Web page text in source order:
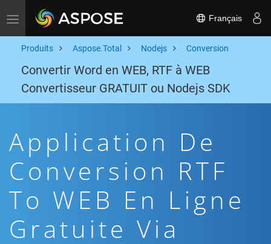
Toggle navigation Français
Produits Aspose.Total Nodejs Conversion
Convertir Word en WEB, RTF à WEB
Convertisseur GRATUIT ou Nodejs SDK
Application De
Conversion RTF
To WEB En Ligne
Gratuite Via